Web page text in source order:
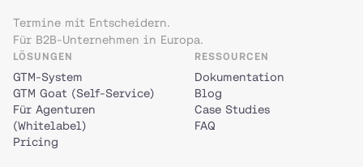
Termine mit Entscheidern.
Für B2B-Unternehmen in Europa.
LÖSUNGEN
GTM-System
GTM Goat (Self-Service)
Für Agenturen
(Whitelabel)
Pricing
RESSOURCEN
Dokumentation
Blog
Case Studies
FAQ